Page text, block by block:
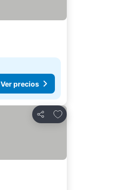
Ver precios
Compartir
Agregar a favoritos